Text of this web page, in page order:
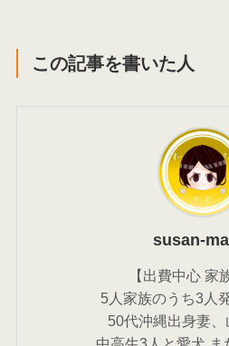
この記事を書いた人
susan-
【出費中心 家
5人家族のうち3人
50代沖縄出身妻